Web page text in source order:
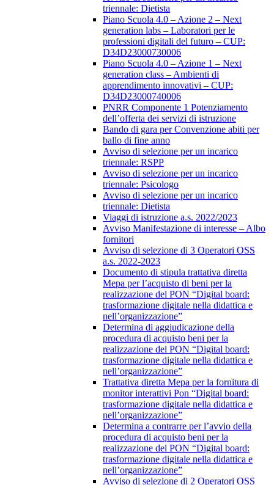
triennale: Dietista
Piano Scuola 4.0 – Azione 2 – Next
generation labs – Laboratori per le
professioni digitali del futuro – CUP:
D34D23000730006
Piano Scuola 4.0 – Azione 1 – Next
generation class – Ambienti di
apprendimento innovativi – CUP:
D34D23000740006
PNRR Componente 1 Potenziamento
dell’offerta dei servizi di istruzione
Bando di gara per Convenzione abiti per
ballo di fine anno
Avviso di selezione per un incarico
triennale: RSPP
Avviso di selezione per un incarico
triennale: Psicologo
Avviso di selezione per un incarico
triennale: Dietista
Viaggi di istruzione a.s. 2022/2023
Avviso Manifestazione di interesse – Albo
fornitori
Avviso di selezione di 3 Operatori OSS
a.s. 2022-2023
Documento di stipula trattativa diretta
Mepa per l’acquisto di beni per la
realizzazione del PON “Digital board:
trasformazione digitale nella didattica e
nell’organizzazione”
Determina di aggiudicazione della
procedura di acquisto beni per la
realizzazione del PON “Digital board:
trasformazione digitale nella didattica e
nell’organizzazione”
Trattativa diretta Mepa per la fornitura di
monitor interattivi Pon “Digital board:
trasformazione digitale nella didattica e
nell’organizzazione”
Determina a contrarre per l’avvio della
procedura di acquisto beni per la
realizzazione del PON “Digital board:
trasformazione digitale nella didattica e
nell’organizzazione”
Avviso di selezione di 2 Operatori OSS